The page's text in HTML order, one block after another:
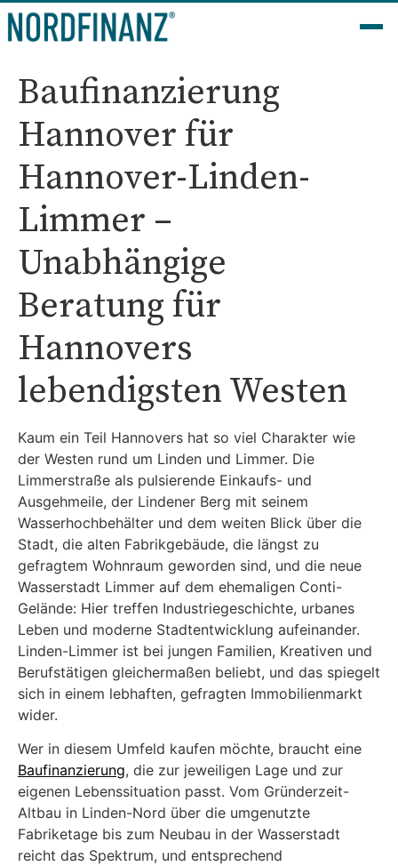
Baufinanzierung
Hannover für
Hannover-Linden-
Limmer –
Unabhängige
Beratung für
Hannovers
lebendigsten Westen
Kaum ein Teil Hannovers hat so viel Charakter wie
der Westen rund um Linden und Limmer. Die
Limmerstraße als pulsierende Einkaufs- und
Ausgehmeile, der Lindener Berg mit seinem
Wasserhochbehälter und dem weiten Blick über die
Stadt, die alten Fabrikgebäude, die längst zu
gefragtem Wohnraum geworden sind, und die neue
Wasserstadt Limmer auf dem ehemaligen Conti-
Gelände: Hier treffen Industriegeschichte, urbanes
Leben und moderne Stadtentwicklung aufeinander.
Linden-Limmer ist bei jungen Familien, Kreativen und
Berufstätigen gleichermaßen beliebt, und das spiegelt
sich in einem lebhaften, gefragten Immobilienmarkt
wider.
Wer in diesem Umfeld kaufen möchte, braucht eine
Baufinanzierung, die zur jeweiligen Lage und zur
eigenen Lebenssituation passt. Vom Gründerzeit-
Altbau in Linden-Nord über die umgenutzte
Fabriketage bis zum Neubau in der Wasserstadt
reicht das Spektrum, und entsprechend